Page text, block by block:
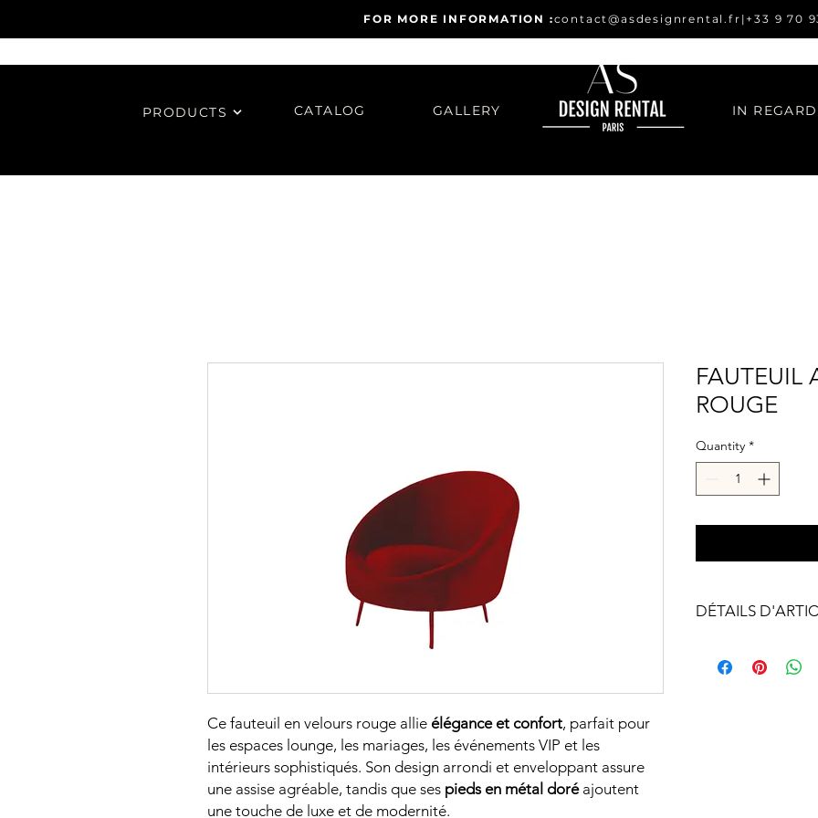
FOR MORE INFORMATION :contact@asdesignrental.fr | +33 9 70
PRODUCTS CATALOG GALLERY
Ce fauteuil en velours rouge allie élégance et confort, parfait pour
les espaces lounge, les mariages, les événements VIP et les
intérieurs sophistiqués. Son design arrondi et enveloppant assure
une assise agréable, tandis que ses pieds en métal doréajoutent
une touche de luxe et de modernité.
FAUTEUIL
ROUGE
Quantity *
DÉTAILS
Revêtement :